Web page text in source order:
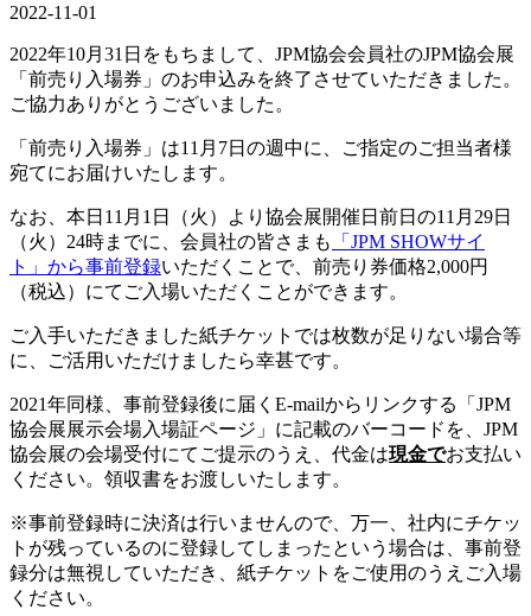
2022-11-01
2022年10月31日をもちまして、JPM協会会員社のJPM協会展
「前売り入場券」のお申込みを終了させていただきました。
ご協力ありがとうございました。
「前売り入場券」は11月7日の週中に、ご指定のご担当者様
宛てにお届けいたします。
なお、本日11月1日（火）より協会展開催日前日の11月29日
（火）24時までに、会員社の皆さまも
「JPM SHOWサイ
ト」から事前登録いただくことで、前売り券価格2,000円
（税込）にてご入場いただくことができます。
ご入手いただきました紙チケットでは枚数が足りない場合等
に、ご活用いただけましたら幸甚です。
2021年同様、事前登録後に届くE-mailからリンクする「JPM
協会展展示会場入場証ページ」に記載のバーコードを、JPM
協会展の会場受付にてご提示のうえ、代金は現金でお支払い
ください。領収書をお渡しいたします。
※事前登録時に決済は行いませんので、万一、社内にチケッ
トが残っているのに登録してしまったという場合は、事前登
録分は無視していただき、紙チケットをご使用のうえご入場
ください。